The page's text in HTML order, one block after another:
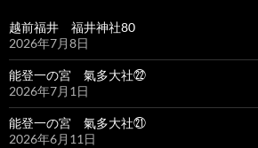
越前福井 福井神社80
2026年7月8日
能登一の宮 氣多大社㉒
2026年7月1日
能登一の宮 氣多大社㉑
2026年6月11日